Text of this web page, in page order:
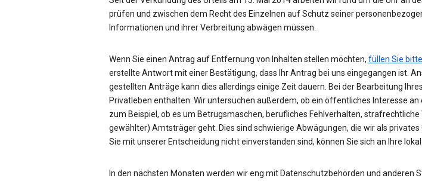
prüfen und zwischen dem Recht des Einzelnen auf Schutz seiner
Informationen und ihrer Verbreitung abwägen müssen.
Wenn Sie einen Antrag auf Entfernung von Inhalten stellen möchten, füllen Sie
erstellte Antwort mit einer Bestätigung, dass Ihr Antrag bei uns eingegangen ist.
gestellten Anträge kann dies allerdings einige Zeit dauern. Bei der Bearbeitung
Privatleben enthalten. Wir untersuchen außerdem, ob ein öffentliches Interesse
zum Beispiel, ob es um Betrugsmaschen, berufliches Fehlverhalten,
gewählter) Amtsträger geht. Dies sind schwierige Abwägungen, die wir als
Sie mit unserer Entscheidung nicht einverstanden sind, können Sie sich an Ihre
In den nächsten Monaten werden wir eng mit Datenschutzbehörden und